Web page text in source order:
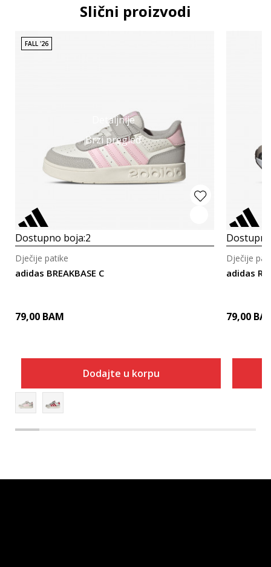
Slični proizvodi
Detaljnije
Brzi pregled
FALL '26
Dostupno boja:2
adidas BREAKBASE C
Dječije patike
79,00 BAM
Dodajte u korpu
adidas
Dječije
79,00